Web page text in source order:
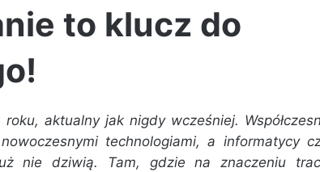
to klucz do
aktualny jak nigdy wcześniej.
technologiami, a informatycy
nie dziwią. Tam, gdzie na znaczeniu